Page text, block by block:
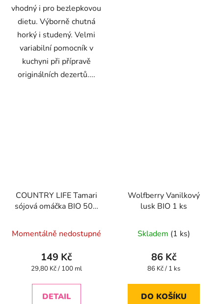
vhodný i pro bezlepkovou
dietu. Výborně chutná
horký i studený. Velmi
variabilní pomocník v
kuchyni při přípravě
originálních dezertů....
COUNTRY LIFE Tamari
sójová omáčka BIO 500
Momentálně nedostupné
149 Kč
Měrná
29,80 Kč / 100 ml
DETAIL
Wolfberry Vanilkový
lusk BIO 1 ks
Skladem (1 ks)
86 Kč
Měrná
86 Kč / 1 ks
DO KOŠÍKU